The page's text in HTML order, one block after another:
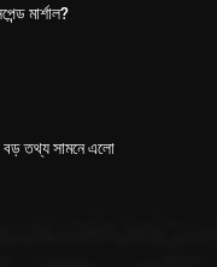
মার্শাল?
বড় তথ্য সামনে এলো